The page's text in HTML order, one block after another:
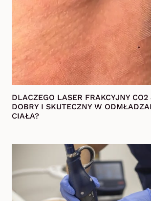
DLACZEGO LASER FRAKCYJNY
DOBRY I SKUTECZNY W
CIAŁA?